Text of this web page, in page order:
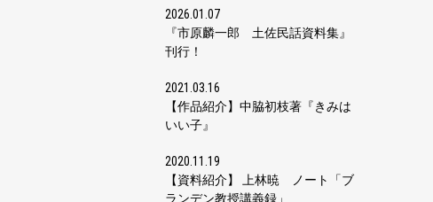
2026.01.07
『市原麟一郎 土佐民話資料集』
刊行！
2021.03.16
【作品紹介】中脇初枝著『きみは
いい子』
2020.11.19
【資料紹介】 上林暁 ノート「ブ
ランデン教授講義録」